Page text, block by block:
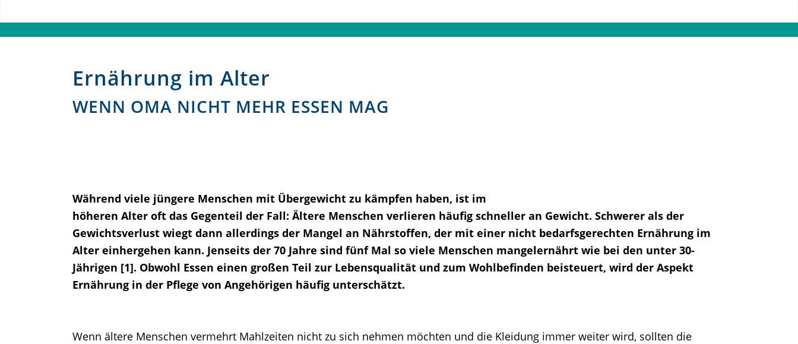
Ernährung im Alter
WENN OMA NICHT MEHR ESSEN MAG
Während viele jüngere Menschen mit Übergewicht zu kämpfen haben, ist im
höheren Alter oft das Gegenteil der Fall: Ältere Menschen verlieren häufig schneller an Gewicht. Schwerer als der
Gewichtsverlust wiegt dann allerdings der Mangel an Nährstoffen, der mit einer nicht bedarfsgerechten Ernährung im
Alter einhergehen kann. Jenseits der 70 Jahre sind fünf Mal so viele Menschen mangelernährt wie bei den unter 30-
Jährigen [1]. Obwohl Essen einen großen Teil zur Lebensqualität und zum Wohlbefinden beisteuert, wird der Aspekt
Ernährung in der Pflege von Angehörigen häufig unterschätzt.
Wenn ältere Menschen vermehrt Mahlzeiten nicht zu sich nehmen möchten und die Kleidung immer weiter wird, sollten die